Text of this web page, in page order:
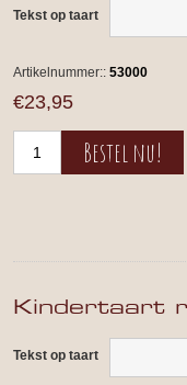
Tekst op taart
Artikelnummer:: 53000
€23,95
Kindertaart
Tekst op taart